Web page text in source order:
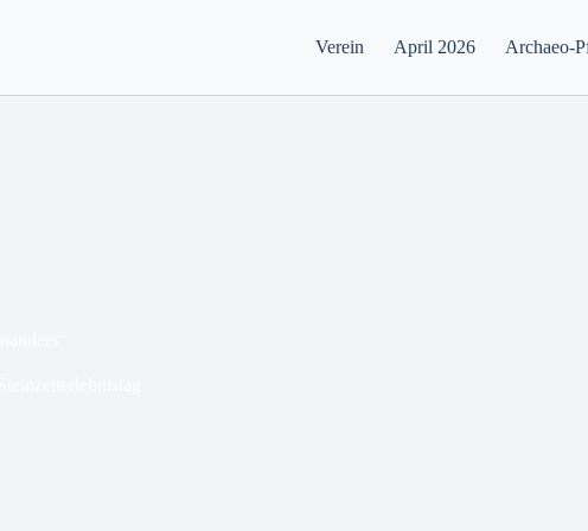
Verein April 2026 Archaeo-